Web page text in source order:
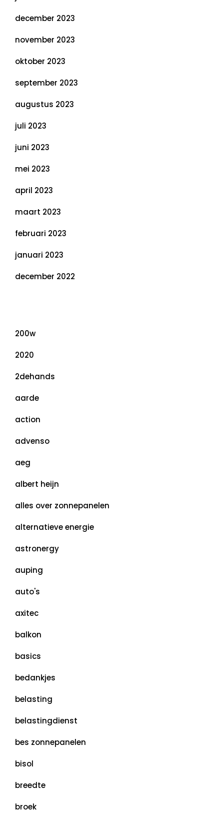
december 2023
november 2023
oktober 2023
september 2023
augustus 2023
juli 2023
juni 2023
mei 2023
april 2023
maart 2023
februari 2023
januari 2023
december 2022
200w
2020
2dehands
aarde
action
advenso
aeg
albert heijn
alles over zonnepanelen
alternatieve energie
astronergy
auping
auto's
axitec
balkon
basics
bedankjes
belasting
belastingdienst
bes zonnepanelen
bisol
breedte
broek